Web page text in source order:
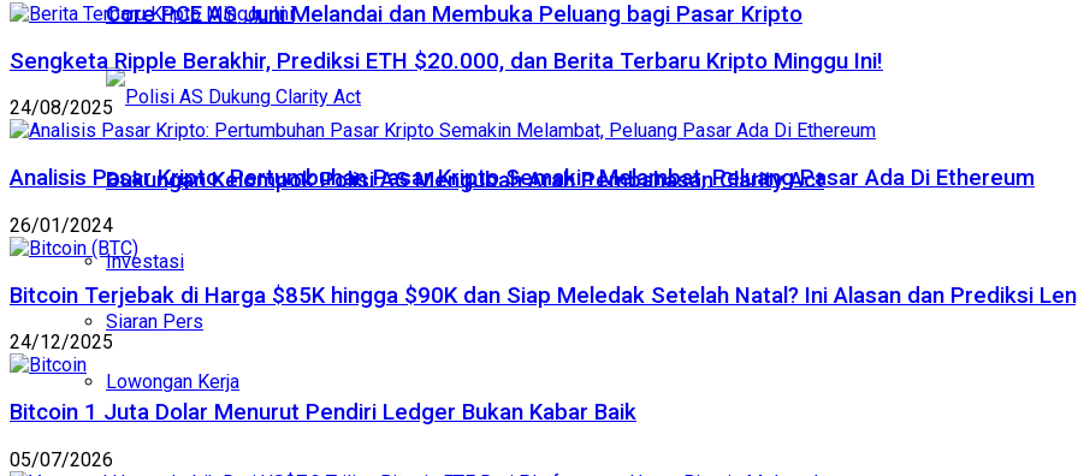
Core PCE AS Juni Melandai dan Membuka Peluang bagi Pasar Kripto
Dukungan Kelompok Polisi AS Mengubah Arah Pembahasan Clarity Act
Investasi
Siaran Pers
Lowongan Kerja
Sengketa Ripple Berakhir, Prediksi ETH $20.000, dan Berita Terbaru Kripto Minggu Ini!
24/08/2025
Analisis Pasar Kripto: Pertumbuhan Pasar Kripto Semakin Melambat, Peluang Pasar Ada Di Ethereum
26/01/2024
Bitcoin Terjebak di Harga $85K hingga $90K dan Siap Meledak Setelah Natal? Ini Alasan dan Prediksi
24/12/2025
Bitcoin 1 Juta Dolar Menurut Pendiri Ledger Bukan Kabar Baik
05/07/2026